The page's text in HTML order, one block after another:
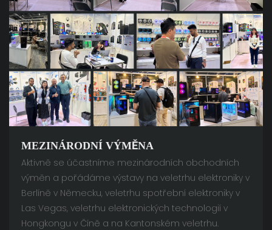
MEZINÁRODNÍ VÝMĚNA
Aktivně se účastníme mezinárodních obchodních
výměn a pořádáme výstavy na veletrhu elektroniky v
Berlíně v Německu, veletrhu spotřební elektroniky v
Las Vegas, veletrhu elektronických technologií v
Hongkongu v Číně a na Kantonském veletrhu.